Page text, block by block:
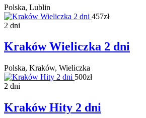
Polska, Lublin
457zł
2 dni
Kraków Wieliczka 2 dni
Polska, Kraków, Wieliczka
500zł
2 dni
Kraków Hity 2 dni